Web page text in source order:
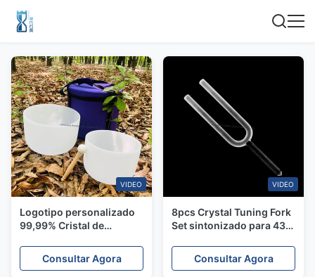
VIDEO
Logotipo personalizado
99,99% Cristal de
Canto afinada para
440Hz/432Hz para
Consultar Agora
VIDEO
8pcs Crystal Tuning Fork
Set sintonizado para 432
para meditação e cura
sonora
Consultar Agora